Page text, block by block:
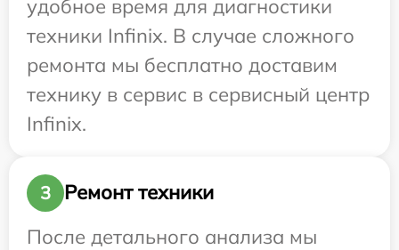
удобное время для диагностики
техники Infinix. В случае сложного
ремонта мы бесплатно доставим
технику в сервис в сервисный центр
Infinix.
3
Ремонт техники
После детального анализа мы